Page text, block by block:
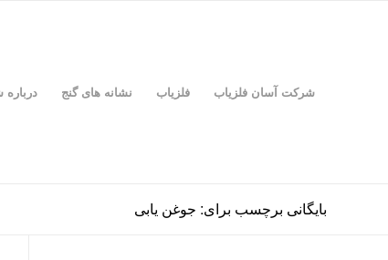
شرکت آسان فلزیاب فلزیاب نشانه های گنج
بایگانی برچسب برای: جوغن یابی